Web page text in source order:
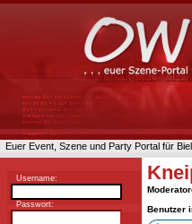
Euer Event, Szene und Party Portal für
Username:
Passwort:
Benutzer